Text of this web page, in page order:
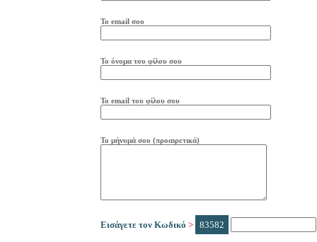
Το email σου
Το όνομα του φίλου σου
Το email του φίλου σου
Το μήνυμά σου (προαιρετικά)
Εισάγετε τον Κωδικό > 83582